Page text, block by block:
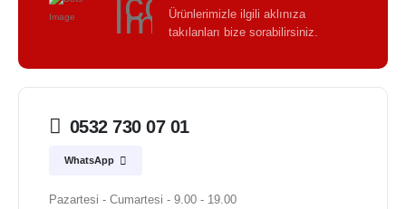
Ürünlerimizle ilgili aklınıza
takılanları bize sorabilirsiniz.
0532 730 07 01
WhatsApp
Pazartesi - Cumartesi - 9.00 - 19.00